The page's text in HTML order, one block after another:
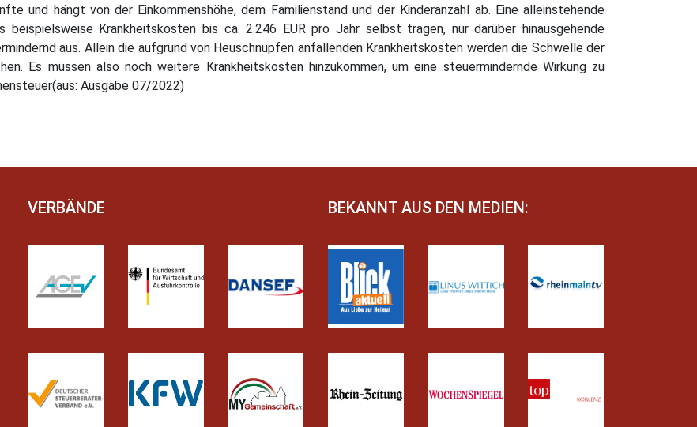
und hängt von der Einkommenshöhe, dem Familienstand und der Kinderanzahl ab. Eine alleinstehende
beispielsweise Krankheitskosten bis ca. 2.246 EUR pro Jahr selbst tragen, nur darüber hinausgehende
aus. Allein die aufgrund von Heuschnupfen anfallenden Krankheitskosten werden die Schwelle der
Es müssen also noch weitere Krankheitskosten hinzukommen, um eine steuermindernde Wirkung zu
Ausgabe 07/2022)
VERBÄNDE BEKANNT AUS DEN MEDIEN: